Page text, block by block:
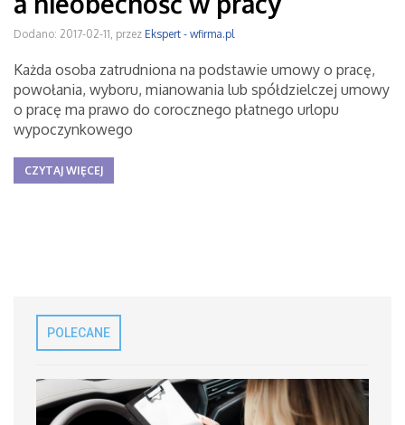
Dodano: 2017-02-11, przez Ekspert - wfirma.pl
Każda osoba zatrudniona na podstawie umowy o pracę,
powołania, wyboru, mianowania lub spółdzielczej umowy
o pracę ma prawo do corocznego płatnego urlopu
wypoczynkowego
CZYTAJ WIĘCEJ
POLECANE